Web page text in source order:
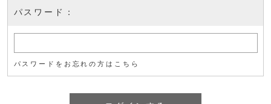
パスワード：
パスワードをお忘れの方はこちら